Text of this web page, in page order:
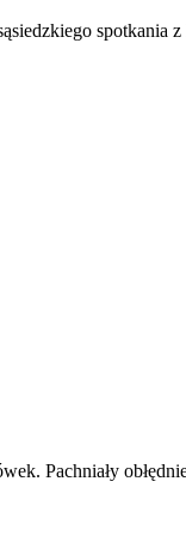
spotkania
Pachniały